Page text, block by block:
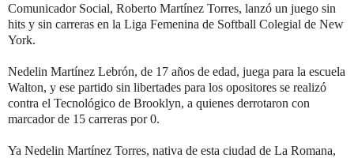
Comunicador Social, Roberto Martínez Torres, lanzó un juego sin
hits y sin carreras en la Liga Femenina de Softball Colegial de New
York.
Nedelin Martínez Lebrón, de 17 años de edad, juega para la escuela
Walton, y ese partido sin libertades para los opositores se realizó
contra el Tecnológico de Brooklyn, a quienes derrotaron con
marcador de 15 carreras por 0.
Ya Nedelin Martínez Torres, nativa de esta ciudad de La Romana,